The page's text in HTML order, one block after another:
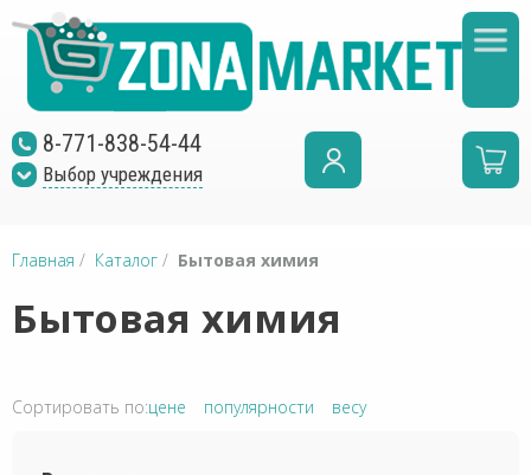
8-771-838-54-44
Выбор учреждения
Главная / Каталог / Бытовая химия
Бытовая химия
Сортировать по:цене популярности весу